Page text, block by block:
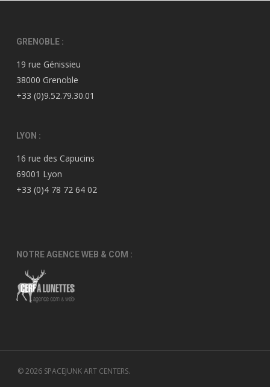
GRENOBLE :
19 rue Génissieu
38000 Grenoble
+33 (0)9.52.79.30.01
LYON :
16 rue des Capucins
69001 Lyon
+33 (0)4 78 72 64 02
NOTRE AGENCE WEB & COM :
© 2026 SPACEJUNK ART CENTERS.